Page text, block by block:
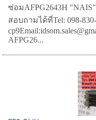
ซ่อมAFPG2643H
สอบถามได้ที่Tel: 098-
AFPG26...